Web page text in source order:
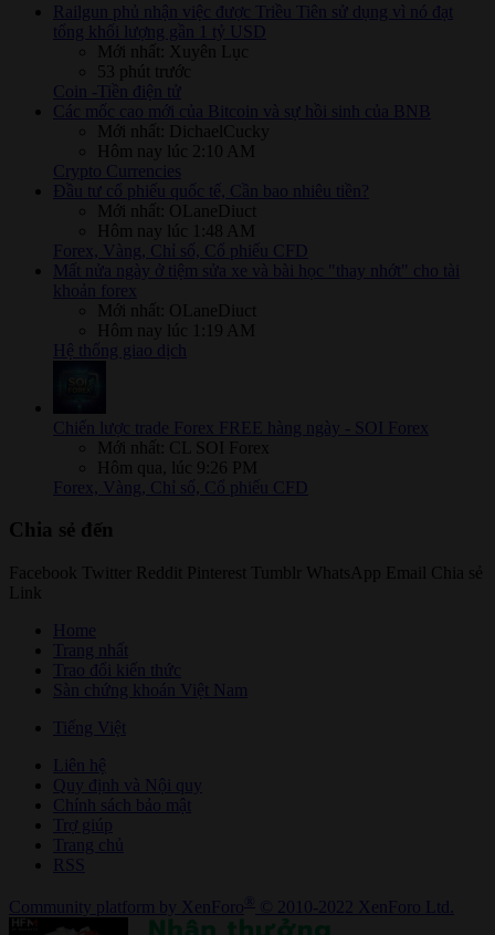
Railgun phủ nhận việc được Triều Tiên sử dụng vì nó đạt
tổng khối lượng gần 1 tỷ USD
Mới nhất: Xuyên Lục
53 phút trước
Coin -Tiền điện tử
Các mốc cao mới của Bitcoin và sự hồi sinh của BNB
Mới nhất: DichaelCucky
Hôm nay lúc 2:10 AM
Crypto Currencies
Đầu tư cổ phiếu quốc tế, Cần bao nhiêu tiền?
Mới nhất: OLaneDiuct
Hôm nay lúc 1:48 AM
Forex, Vàng, Chỉ số, Cổ phiếu CFD
Mất nửa ngày ở tiệm sửa xe và bài học "thay nhớt" cho tài
khoản forex
Mới nhất: OLaneDiuct
Hôm nay lúc 1:19 AM
Hệ thống giao dịch
Chiến lược trade Forex FREE hàng ngày - SOI Forex
Mới nhất: CL SOI Forex
Hôm qua, lúc 9:26 PM
Forex, Vàng, Chỉ số, Cổ phiếu CFD
Chia sẻ đến
Facebook Twitter Reddit Pinterest Tumblr WhatsApp Email
Chia sẻ
Link
Home
Trang nhất
Trao đổi kiến thức
Sàn chứng khoán Việt Nam
Tiếng Việt
Liên hệ
Quy định và Nội quy
Chính sách bảo mật
Trợ giúp
Trang chủ
RSS
Community platform by XenForo © 2010-2022 XenForo Ltd.